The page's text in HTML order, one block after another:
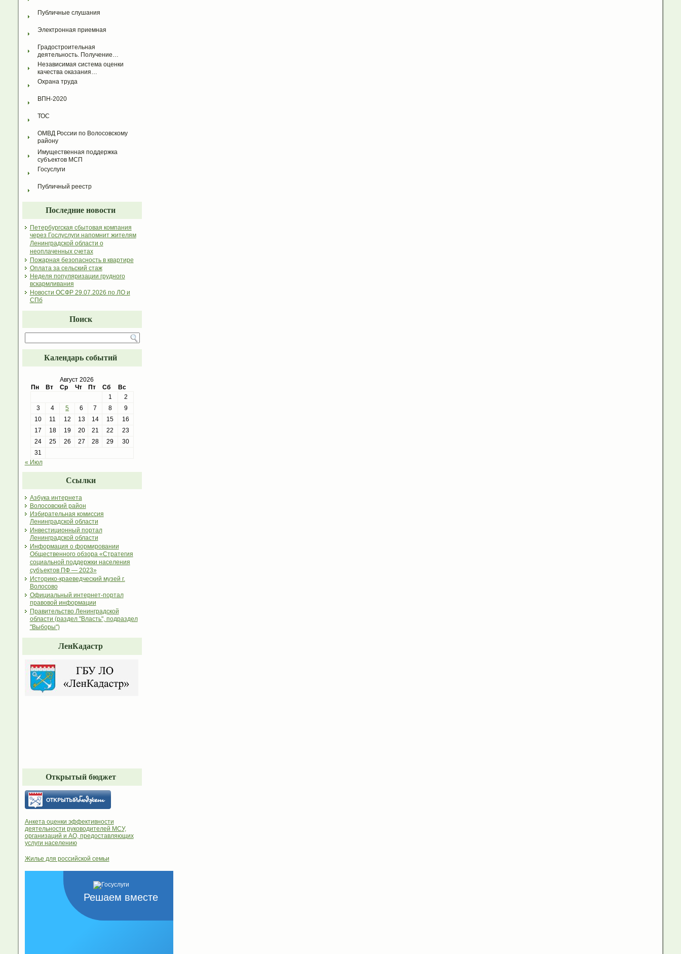
Публичные слушания
Электронная приемная
Градостроительная
деятельность. Получение…
Независимая система оценки
качества оказания…
Охрана труда
ВПН-2020
ТОС
ОМВД России по Волосовскому
району
Имущественная поддержка
субъектов МСП
Госуслуги
Публичный реестр
Последние новости
Петербургская сбытовая компания
через Гослуслуги напомнит жителям
Ленинградской области о
неоплаченных счетах
Пожарная безопасность в квартире
Оплата за сельский стаж
Неделя популяризации грудного
вскармливания
Новости ОСФР 29.07.2026 по ЛО и
СПб
Поиск
Календарь событий
Август 2026
Пн
Вт Ср Чт Пт Сб
Вс
1
2
3
4 5 6 7 8
9
10
11 12 13 14 15
16
17
18 19 20 21 22
23
24
25 26 27 28 29
30
31
« Июл
Ссылки
Азбука интернета
Волосовский район
Избирательная комиссия
Ленинградской области
Инвестиционный портал
Ленинградской области
Информация о формировании
Общественного обзора «Стратегия
социальной поддержки населения
субъектов ПФ — 2023»
Историко-краеведческий музей г.
Волосово
Официальный интернет-портал
правовой информации
Правительство Ленинградской
области (раздел "Власть", подраздел
"Выборы")
ЛенКадастр
Открытый бюджет
Анкета оценки эффективности
деятельности руководителей МСУ,
организаций и АО, предоставляющих
услуги населению
Жилье для российской семьи
Решаем вместе